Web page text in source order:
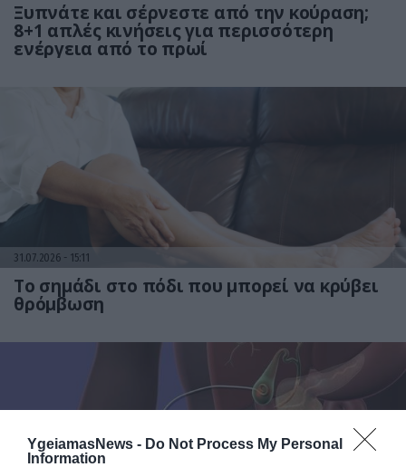
YgeiamasNews - Do Not Process My Personal
Information
Ξυπνάτε και σέρνεστε από την κούραση;
8+1 απλές κινήσεις για περισσότερη
ενέργεια από το πρωί
31.07.2026 15:11
Το σημάδι στο πόδι που μπορεί να κρύβει
θρόμβωση